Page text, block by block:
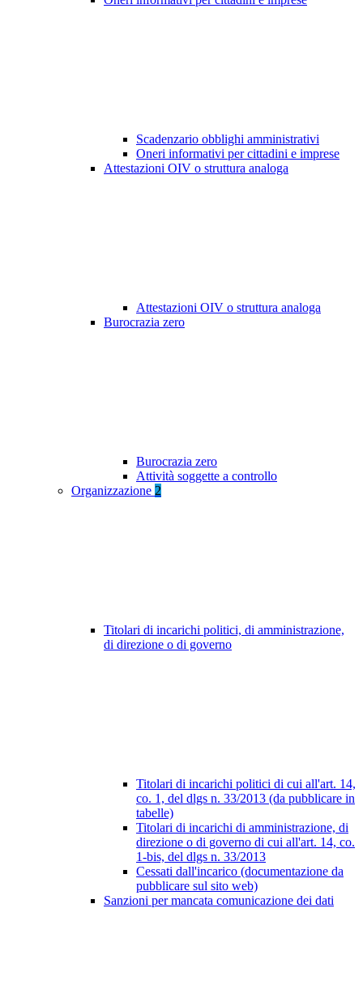
Scadenzario obblighi amministrativi
Oneri informativi per cittadini e imprese
Attestazioni OIV o struttura analoga
Attestazioni OIV o struttura analoga
Burocrazia zero
Burocrazia zero
Attività soggette a controllo
Organizzazione 2
Titolari di incarichi politici, di amministrazione,
di direzione o di governo
Titolari di incarichi politici di cui all'art. 14,
co. 1, del dlgs n. 33/2013 (da pubblicare in
tabelle)
Titolari di incarichi di amministrazione, di
direzione o di governo di cui all'art. 14, co.
1-bis, del dlgs n. 33/2013
Cessati dall'incarico (documentazione da
pubblicare sul sito web)
Sanzioni per mancata comunicazione dei dati